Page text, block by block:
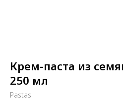
Крем-паста из
250 мл
Pastas